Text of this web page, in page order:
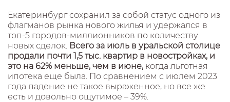
Екатеринбург сохранил за собой статус одного из
флагманов рынка нового жилья и удержался в
топ-5 городов-миллионников по количеству
новых сделок. Всего за июль в уральской столице
продали почти 1,5 тыс. квартир в новостройках, и
это на 62% меньше, чем в июне, когда льготная
ипотека еще была. По сравнением с июлем 2023
года падение не такое выраженное, но все же
есть и довольно ощутимое – 39%.